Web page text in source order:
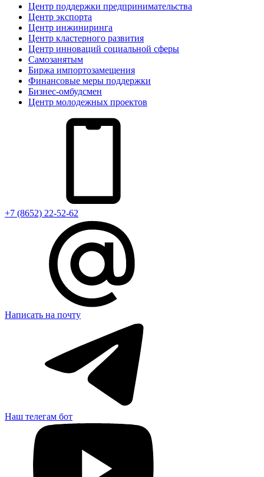
Центр поддержки предпринимательства
Центр экспорта
Центр инжиниринга
Центр кластерного развития
Центр инноваций социальной сферы
Cамозанятым
Биржа импортозамещения
Финансовые меры поддержки
Бизнес-омбудсмен
Центр молодежных проектов
+7 (8652) 22-52-62
Написать на почту
Наш телегам бот